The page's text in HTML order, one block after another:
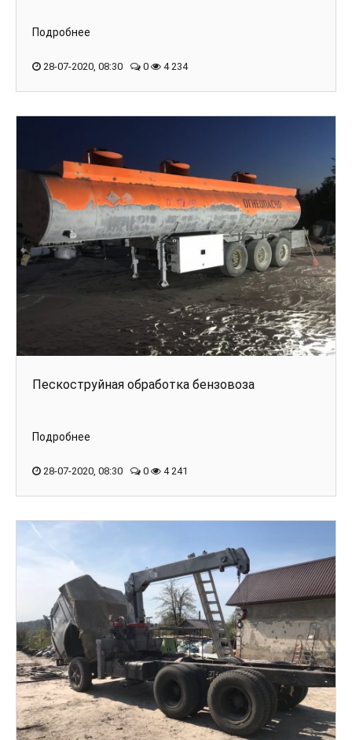
Подробнее
28-07-2020, 08:30 0 4 234
Пескоструйная обработка бензовоза
Подробнее
28-07-2020, 08:30 0 4 241